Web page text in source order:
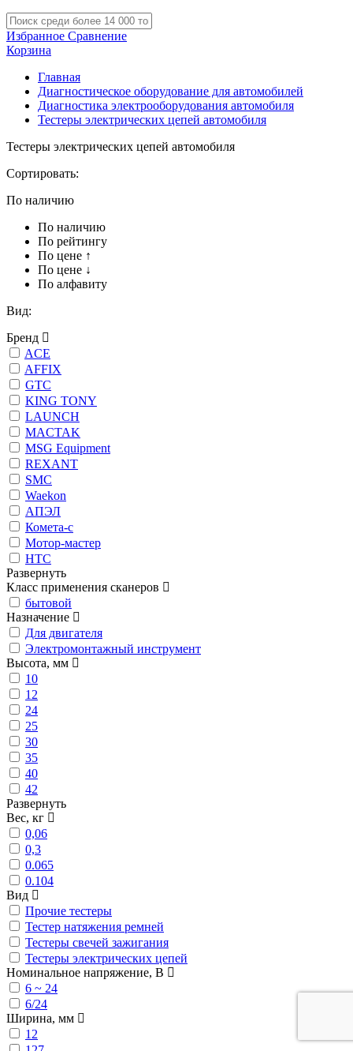
Избранное Сравнение
Корзина
Главная
Диагностическое оборудование для автомобилей
Диагностика электрооборудования автомобиля
Тестеры электрических цепей автомобиля
Тестеры электрических цепей автомобиля
Сортировать:
По наличию
По наличию
По рейтингу
По цене ↑
По цене ↓
По алфавиту
Вид:
Бренд
ACE
AFFIX
GTC
KING TONY
LAUNCH
MACTAK
MSG Equipment
REXANT
SMC
Waekon
АПЭЛ
Комета-с
Мотор-мастер
НТС
Развернуть
Класс применения сканеров
бытовой
Назначение
Для двигателя
Электромонтажный инструмент
Высота, мм
10
12
24
25
30
35
40
42
Развернуть
Вес, кг
0,06
0,3
0.065
0.104
Вид
Прочие тестеры
Тестер натяжения ремней
Тестеры свечей зажигания
Тестеры электрических цепей
Номинальное напряжение, В
6 ~ 24
6/24
Ширина, мм
12